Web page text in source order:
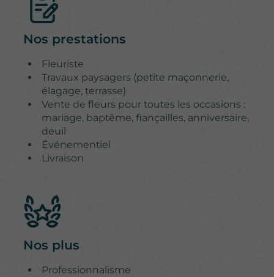
Nos prestations
Fleuriste
Travaux paysagers (petite maçonnerie,
élagage, terrasse)
Vente de fleurs pour toutes les occasions :
mariage, baptême, fiançailles, anniversaire,
deuil
Événementiel
Livraison
Nos plus
Professionnalisme